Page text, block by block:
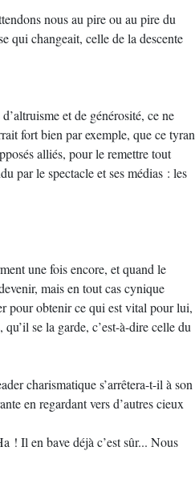
nous au pire ou au pire du
qui changeait, celle de la descente
et de générosité, ce ne
fort bien par exemple, que ce tyran
alliés, pour le remettre tout
par le spectacle et ses médias : les
une fois encore, et quand le
mais en tout cas cynique
pour obtenir ce qui est vital pour lui,
se la garde, c’est-à-dire celle du
charismatique s’arrêtera-t-il à son
en regardant vers d’autres cieux
! Il en bave déjà c’est sûr... Nous